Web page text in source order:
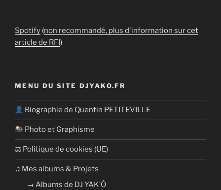
Spotify (non recommandé, plus d'information sur cet
article de RFI)
MENU DU SITE DJYAKO.FR
Biographie de Quentin PETITEVILLE
Photo et Graphisme
⚖ Politique de cookies (UE)
​​♫ Mes albums & Projets
→ Albums de DJ YAK’Ô